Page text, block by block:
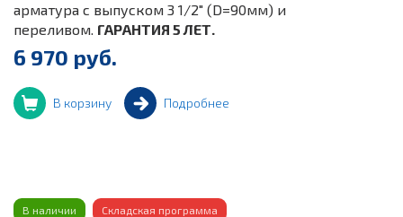
арматура с выпуском 3 1/2" (D=90мм) и
переливом. ГАРАНТИЯ 5 ЛЕТ.
6 970 руб.
В корзину Подробнее
В наличии Складская программа